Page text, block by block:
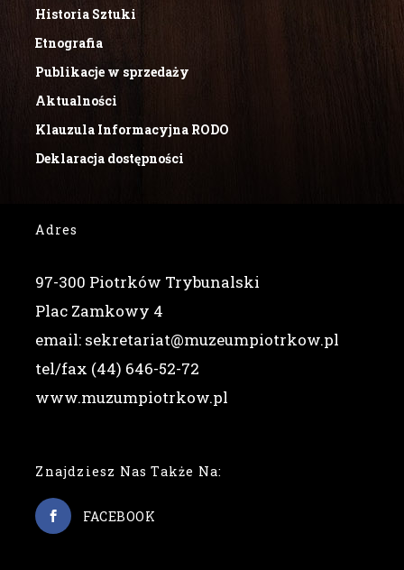
Historia Sztuki
Etnografia
Publikacje w sprzedaży
Aktualności
Klauzula Informacyjna RODO
Deklaracja dostępności
Adres
97-300 Piotrków Trybunalski
Plac Zamkowy 4
email: sekretariat@muzeumpiotrkow.pl
tel/fax (44) 646-52-72
www.muzumpiotrkow.pl
Znajdziesz Nas Także Na:
FACEBOOK